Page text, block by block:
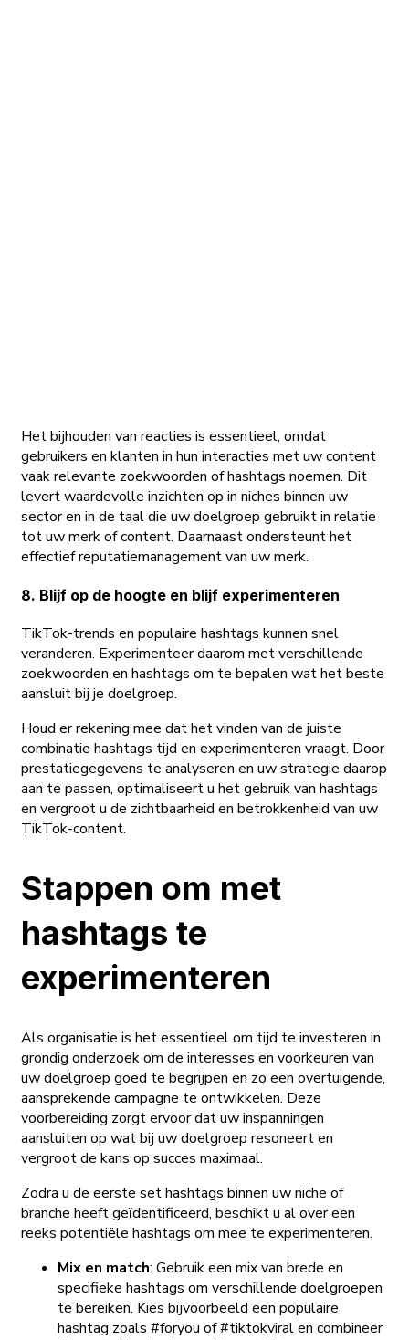
Het bijhouden van reacties is essentieel, omdat
gebruikers en klanten in hun interacties met uw content
vaak relevante zoekwoorden of hashtags noemen. Dit
levert waardevolle inzichten op in niches binnen uw
sector en in de taal die uw doelgroep gebruikt in relatie
tot uw merk of content. Daarnaast ondersteunt het
effectief reputatiemanagement van uw merk.
8. Blijf op de hoogte en blijf experimenteren
TikTok-trends en populaire hashtags kunnen snel
veranderen. Experimenteer daarom met verschillende
zoekwoorden en hashtags om te bepalen wat het beste
aansluit bij je doelgroep.
Houd er rekening mee dat het vinden van de juiste
combinatie hashtags tijd en experimenteren vraagt. Door
prestatiegegevens te analyseren en uw strategie daarop
aan te passen, optimaliseert u het gebruik van hashtags
en vergroot u de zichtbaarheid en betrokkenheid van uw
TikTok-content.
Stappen om met
hashtags te
experimenteren
Als organisatie is het essentieel om tijd te investeren in
grondig onderzoek om de interesses en voorkeuren van
uw doelgroep goed te begrijpen en zo een overtuigende,
aansprekende campagne te ontwikkelen. Deze
voorbereiding zorgt ervoor dat uw inspanningen
aansluiten op wat bij uw doelgroep resoneert en
vergroot de kans op succes maximaal.
Zodra u de eerste set hashtags binnen uw niche of
branche heeft geïdentificeerd, beschikt u al over een
reeks potentiële hashtags om mee te experimenteren.
Mix en match: Gebruik een mix van brede en
specifieke hashtags om verschillende doelgroepen
te bereiken. Kies bijvoorbeeld een populaire
hashtag zoals #foryou of #tiktokviral en combineer